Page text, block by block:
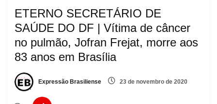
ETERNO SECRETÁRIO DE
SAÚDE DO DF | Vítima de câncer
no pulmão, Jofran Frejat, morre aos
83 anos em Brasília
Expressão Brasiliense 23 de novembro de 2020